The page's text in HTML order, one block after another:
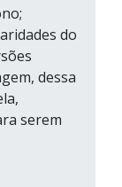
do
dessa
serem